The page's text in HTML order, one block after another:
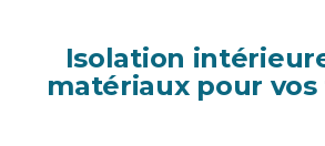
Isolation
matériaux pour vos